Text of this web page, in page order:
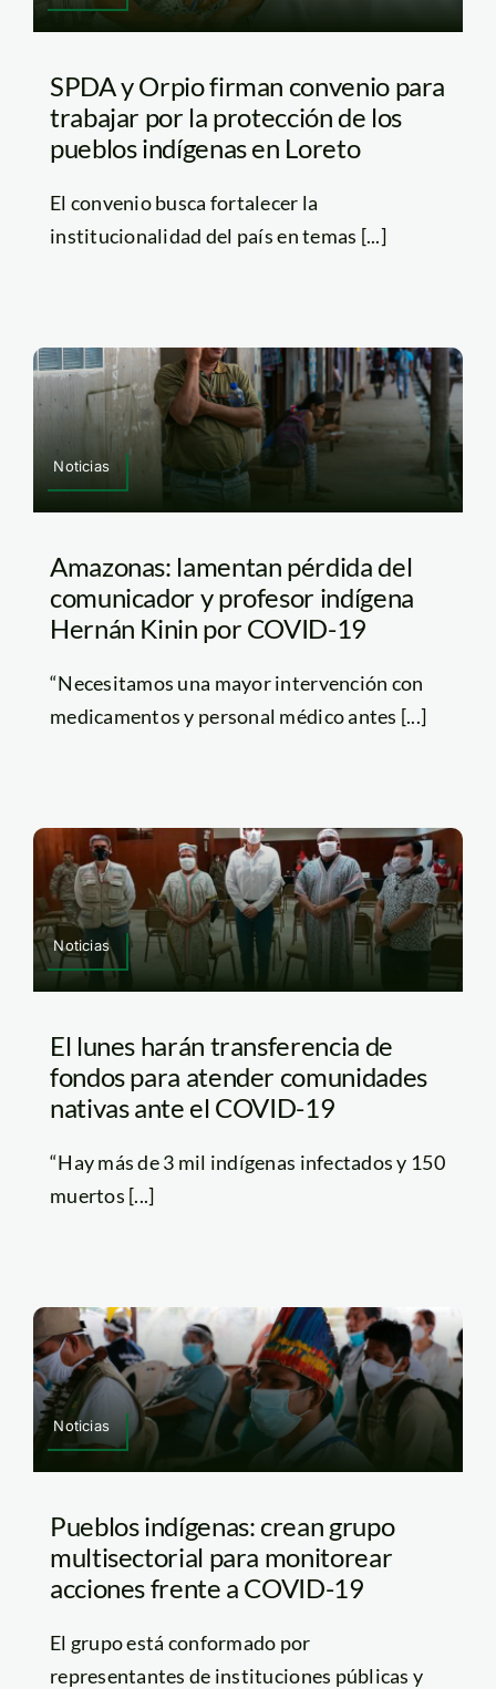
SPDA y Orpio firman convenio para
trabajar por la protección de los
pueblos indígenas en Loreto
El convenio busca fortalecer la
institucionalidad del país en temas [...]
Noticias
Amazonas: lamentan pérdida del
comunicador y profesor indígena
Hernán Kinin por COVID-19
“Necesitamos una mayor intervención con
medicamentos y personal médico antes [...]
Noticias
El lunes harán transferencia de
fondos para atender comunidades
nativas ante el COVID-19
“Hay más de 3 mil indígenas infectados y 150
muertos [...]
Noticias
Pueblos indígenas: crean grupo
multisectorial para monitorear
acciones frente a COVID-19
El grupo está conformado por
representantes de instituciones públicas y